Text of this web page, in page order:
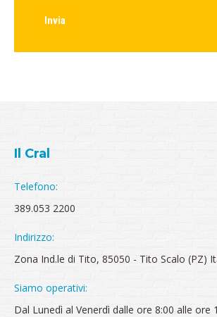
Invia
Il Cral
Telefono:
389.053 2200
Indirizzo:
Zona Ind.le di Tito, 85050 - Tito Scalo (PZ)
Siamo operativi:
Dal Lunedì al Venerdì dalle ore 8:00 alle ore